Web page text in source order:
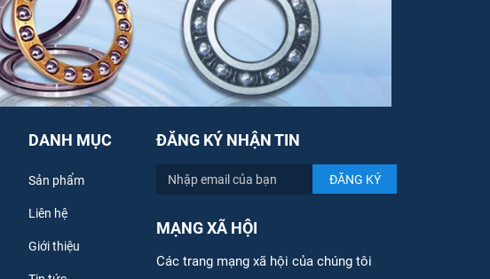
DANH MỤC
Sản phẩm
Liên hệ
Giới thiệu
ĐĂNG KÝ NHẬN TIN
MẠNG XÃ HỘI
Các trang mạng xã hội của chúng tôi